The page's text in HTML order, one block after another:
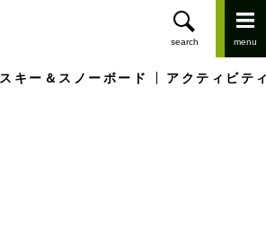
スキー＆スノーボード アクティビテ